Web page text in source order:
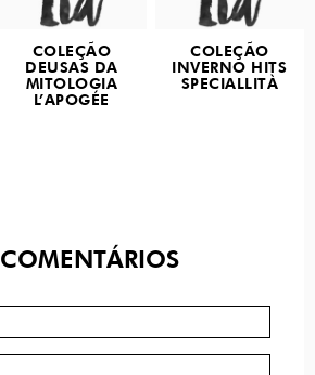
COLEÇÃO
DEUSAS DA
MITOLOGIA
L’APOGÉE
COLEÇÃO
INVERNO HITS
SPECIALLITÀ
COMENTÁRIOS